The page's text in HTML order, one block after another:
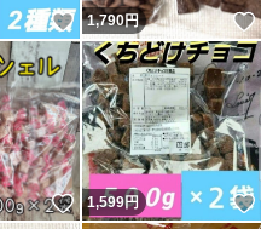
いいね！
1,790円
いいね！
1,599円